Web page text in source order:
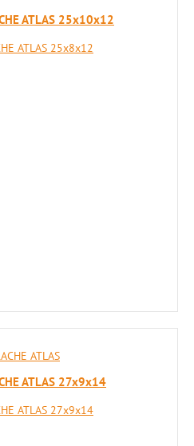
ATLAS 25х10х12
ATLAS 25х8х12
ATLAS 27x9x14
ATLAS 27x9x14